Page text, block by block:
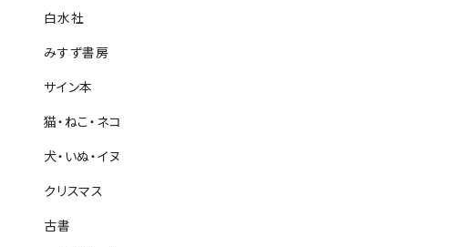
白水社
みすず書房
サイン本
猫・ねこ・ネコ
犬・いぬ・イヌ
クリスマス
古書